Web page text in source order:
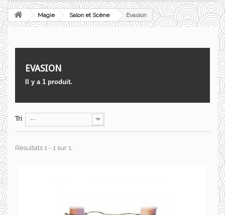
Magie Salon et Scène Evasion
EVASION
Il y a 1 produit.
Tri --
Résultats 1 - 1 sur 1.